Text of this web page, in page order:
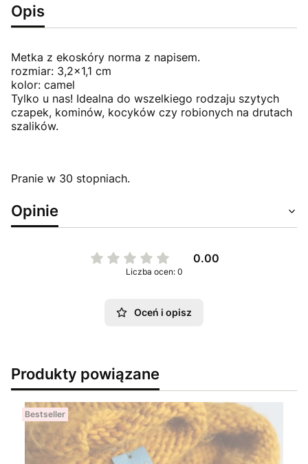
Opis
Metka z ekoskóry norma z napisem.
rozmiar: 3,2x1,1 cm
kolor: camel
Tylko u nas! Idealna do wszelkiego rodzaju szytych
czapek, kominów, kocyków czy robionych na drutach
szalików.
Pranie w 30 stopniach.
Opinie
0.00
Liczba ocen: 0
Oceń i opisz
Produkty powiązane
Bestseller